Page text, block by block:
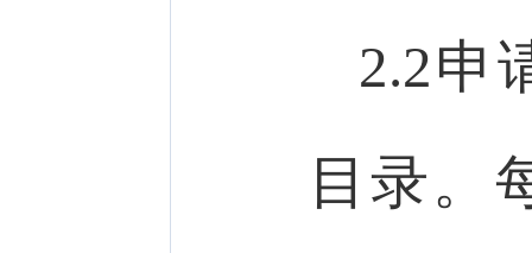
2.2申
目录。